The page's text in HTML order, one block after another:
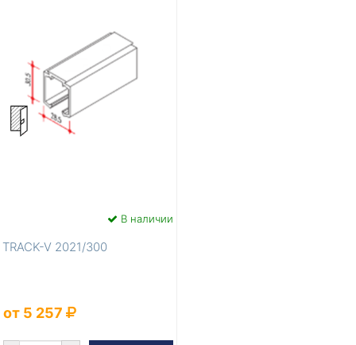
В наличии
TRACK-V 2021/300
от 5 257